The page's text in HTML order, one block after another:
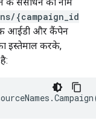
{campaign_id
आईडी और कैंपेन
इस्तेमाल करके,
.Campaign